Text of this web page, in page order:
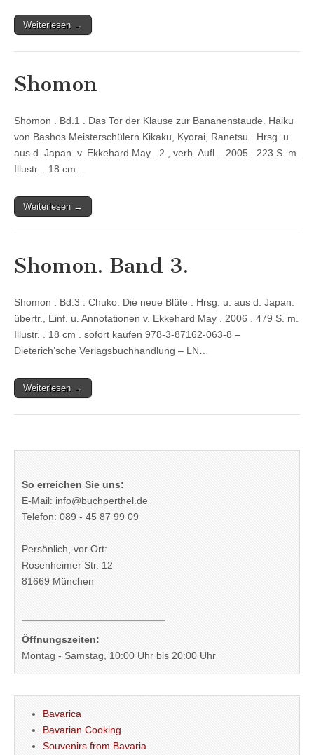
Weiterlesen →
Shomon
Shomon . Bd.1 . Das Tor der Klause zur Bananenstaude. Haiku
von Bashos Meisterschülern Kikaku, Kyorai, Ranetsu . Hrsg. u.
aus d. Japan. v. Ekkehard May . 2., verb. Aufl. . 2005 . 223 S. m.
Illustr. . 18 cm…
Weiterlesen →
Shomon. Band 3.
Shomon . Bd.3 . Chuko. Die neue Blüte . Hrsg. u. aus d. Japan.
übertr., Einf. u. Annotationen v. Ekkehard May . 2006 . 479 S. m.
Illustr. . 18 cm . sofort kaufen 978-3-87162-063-8 –
Dieterich’sche Verlagsbuchhandlung – LN…
Weiterlesen →
So erreichen Sie uns:
E-Mail: info@buchperthel.de
Telefon: 089 - 45 87 99 09
Persönlich, vor Ort:
Rosenheimer Str. 12
81669 München
Öffnungszeiten:
Montag - Samstag, 10:00 Uhr bis 20:00 Uhr
Bavarica
Bavarian Cooking
Souvenirs from Bavaria